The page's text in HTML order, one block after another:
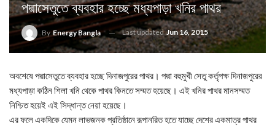
পদ্মাসেতুতে ব্যবহার হচ্ছে মধ্যপাড়া খনির পাথর
ByEnergy Bangla Last updatedJun 16, 2015
অবশেষে পদ্মাসেতুতে ব্যবহার হচ্ছে দিনাজপুরের পাথর। পদ্মা বহুমুখী সেতু কর্তৃপক্ষ দিনাজপুরের
মধ্যপাড়া কঠিন শিলা খনি থেকে পাথর কিনতে সম্মত হয়েছে। এই খনির পাথর মানসম্মত
নিশ্চিত হয়েই এই সিদ্ধান্ত নেয়া হয়েছে।
এর ফলে একদিকে যেমন লাভজনক প্রতিষ্ঠানে রূপানরিত হতে যাচ্ছে দেশের একমাত্র পাথর